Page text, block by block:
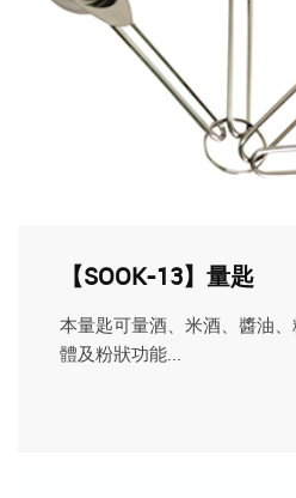
【SOOK-13】量匙
本量匙可量酒、米酒、醬油
體及粉狀功能...